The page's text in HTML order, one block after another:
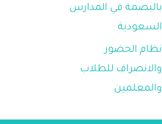
بالبصمة في المدارس
السعودية
نظام الحضور
والانصراف للطلاب
والمعلمين